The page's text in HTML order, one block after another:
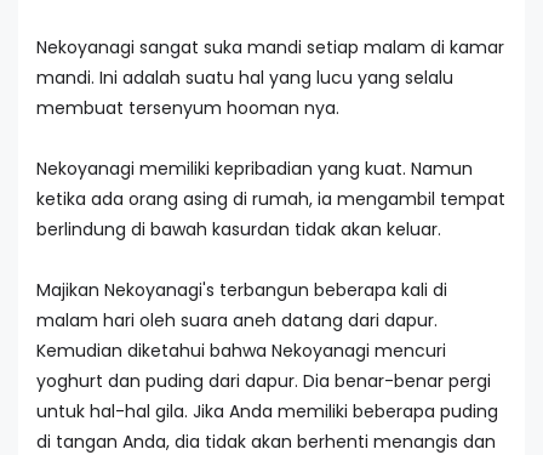
Nekoyanagi sangat suka mandi setiap malam di kamar
mandi. Ini adalah suatu hal yang lucu yang selalu
membuat tersenyum hooman nya.
Nekoyanagi memiliki kepribadian yang kuat. Namun
ketika ada orang asing di rumah, ia mengambil tempat
berlindung di bawah kasurdan tidak akan keluar.
Majikan Nekoyanagi's terbangun beberapa kali di
malam hari oleh suara aneh datang dari dapur.
Kemudian diketahui bahwa Nekoyanagi mencuri
yoghurt dan puding dari dapur. Dia benar-benar pergi
untuk hal-hal gila. Jika Anda memiliki beberapa puding
di tangan Anda, dia tidak akan berhenti menangis dan